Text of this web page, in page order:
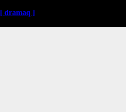
[ dramaq ]